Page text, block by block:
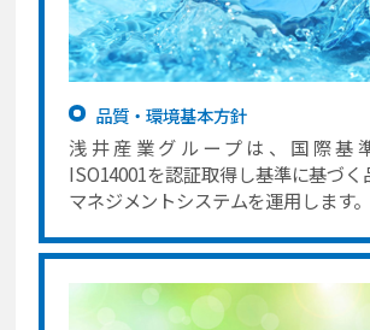
品質・環境基本方針
浅井産業グループは、国際基準
ISO14001を認証取得し基準に基づく
マネジメントシステムを運用します。